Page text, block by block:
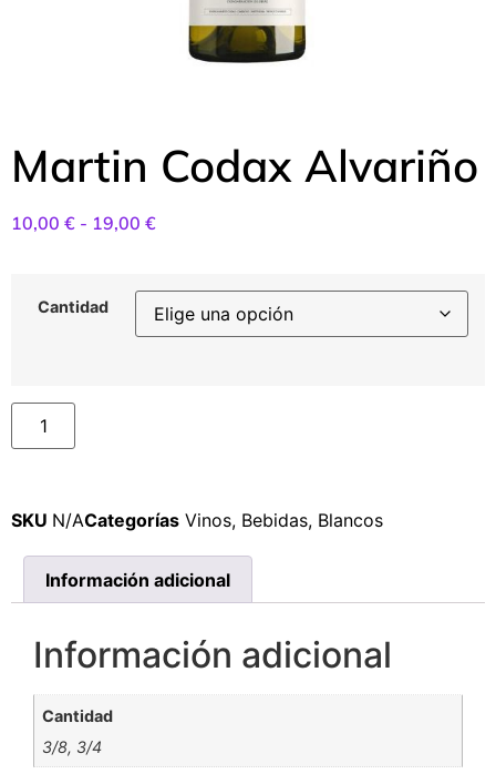
Martin Codax Alvariño
10,00 € - 19,00 €
Cantidad
SKU N/ACategorías Vinos, Bebidas, Blancos
Información adicional
Información adicional
Cantidad
3/8, 3/4